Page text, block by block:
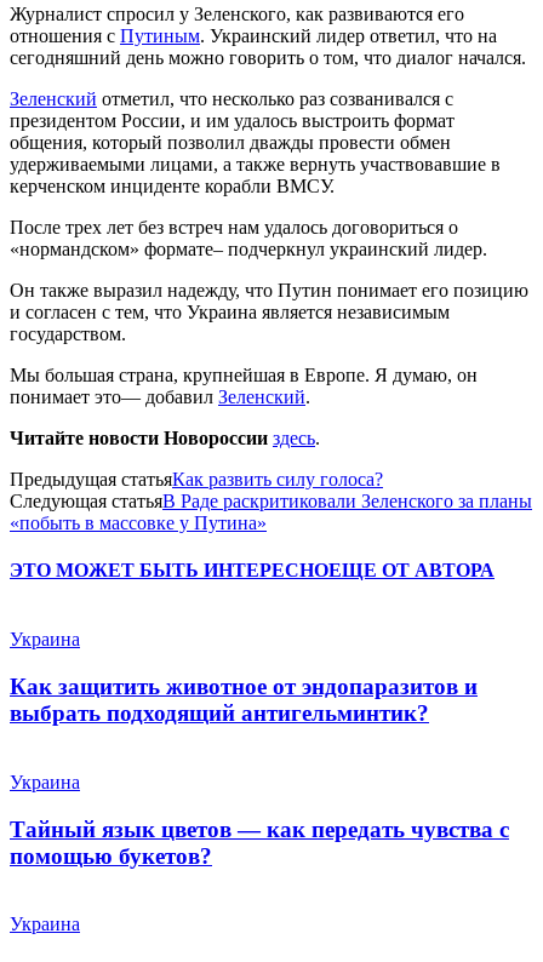
Журналист спросил у Зеленского, как развиваются его
отношения с Путиным. Украинский лидер ответил, что на
сегодняшний день можно говорить о том, что диалог начался.
Зеленский отметил, что несколько раз созванивался с
президентом России, и им удалось выстроить формат
общения, который позволил дважды провести обмен
удерживаемыми лицами, а также вернуть участвовавшие в
керченском инциденте корабли ВМСУ.
После трех лет без встреч нам удалось договориться о
«нормандском» формате– подчеркнул украинский лидер.
Он также выразил надежду, что Путин понимает его позицию
и согласен с тем, что Украина является независимым
государством.
Мы большая страна, крупнейшая в Европе. Я думаю, он
понимает это— добавил Зеленский.
Читайте новости Новороссии здесь.
Предыдущая статьяКак развить силу голоса?
Следующая статьяВ Раде раскритиковали Зеленского за планы
«побыть в массовке у Путина»
ЭТО МОЖЕТ БЫТЬ ИНТЕРЕСНОЕЩЕ ОТ АВТОРА
Украина
Как защитить животное от эндопаразитов и
выбрать подходящий антигельминтик?
Украина
Тайный язык цветов — как передать чувства с
помощью букетов?
Украина